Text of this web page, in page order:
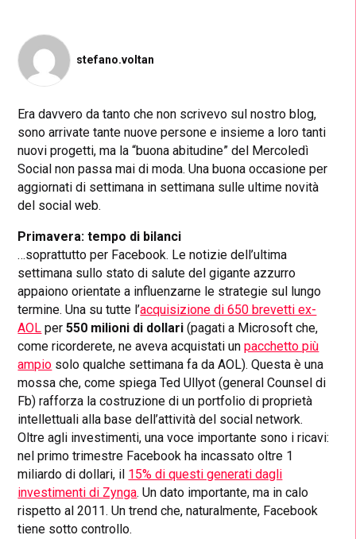
stefano.voltan
Era davvero da tanto che non scrivevo sul nostro blog,
sono arrivate tante nuove persone e insieme a loro tanti
nuovi progetti, ma la “buona abitudine” del Mercoledì
Social non passa mai di moda. Una buona occasione per
aggiornati di settimana in settimana sulle ultime novità
del social web.
Primavera: tempo di bilanci
…soprattutto per Facebook. Le notizie dell’ultima
settimana sullo stato di salute del gigante azzurro
appaiono orientate a influenzarne le strategie sul lungo
termine. Una su tutte l’acquisizione di 650 brevetti ex-
AOL per550 milioni di dollari (pagati a Microsoft che,
come ricorderete, ne aveva acquistati unpacchetto più
ampio solo qualche settimana fa da AOL). Questa è una
mossa che, come spiega Ted Ullyot (general Counsel di
Fb) rafforza la costruzione di un portfolio di proprietà
intellettuali alla base dell’attività del social network.
Oltre agli investimenti, una voce importante sono i ricavi:
nel primo trimestre Facebook ha incassato oltre 1
miliardo di dollari, il 15% di questi generati dagli
investimenti di Zynga. Un dato importante, ma in calo
rispetto al 2011. Un trend che, naturalmente, Facebook
tiene sotto controllo.